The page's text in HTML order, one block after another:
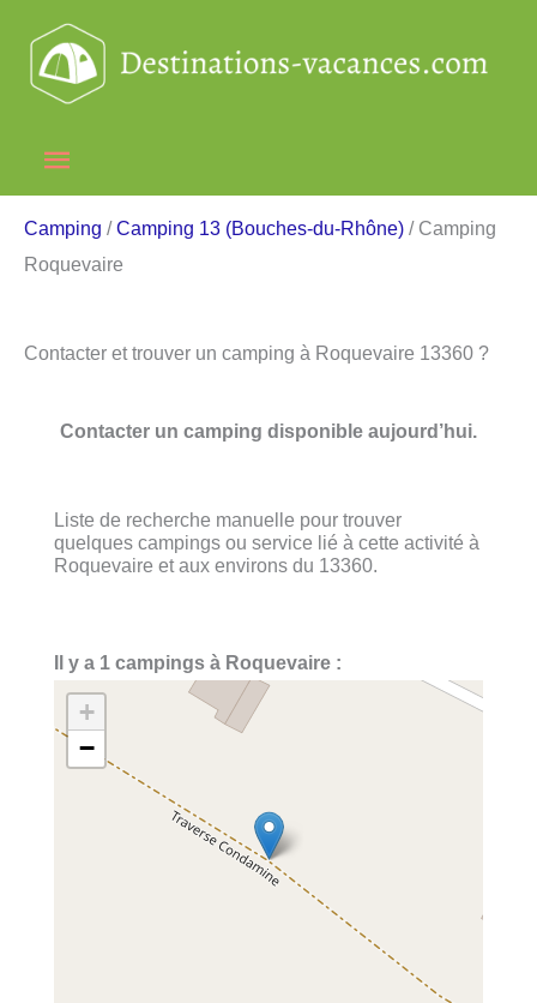
contenu
Menu
principal
Camping /Camping 13 (Bouches-du-Rhône) / Camping
Roquevaire
Contacter et trouver un camping à Roquevaire 13360 ?
Contacter un camping disponible aujourd’hui.
Liste de recherche manuelle pour trouver
quelques campings ou service lié à cette activité à
Roquevaire et aux environs du 13360.
Il y a 1 campings à Roquevaire :
+
−